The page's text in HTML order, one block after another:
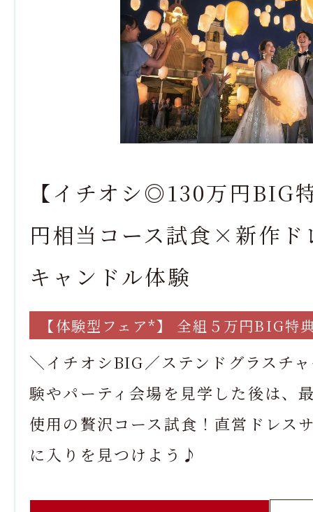
【イチオシ◎130万円BIG
円相当コース試食×新作ド
キャンドル体験
【体験型フェア*】 全組５万円BIG特
＼イチオシBIG／ステンドグラスチ
験やパーティ会場を見学した後は、
使用の贅沢コース試食！直営ドレス
に入りを見つけよう♪